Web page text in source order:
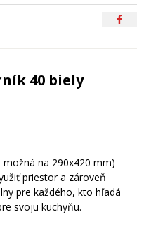
40 biely
na 290x420 mm)
priestor a zároveň
pre každého, kto hľadá
svoju kuchyňu.